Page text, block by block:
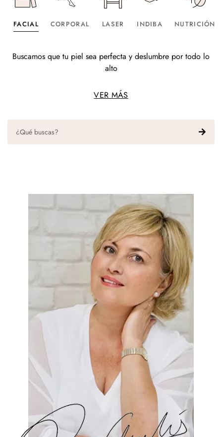
FACIAL CORPORAL LASER INDIBA NUTRICIÓN
Buscamos que tu piel sea perfecta y deslumbre por todo lo
alto
VER MÁS